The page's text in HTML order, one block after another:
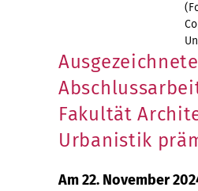
Ausgezeichnete
Fakultät
Urbanistik
Am 22. November